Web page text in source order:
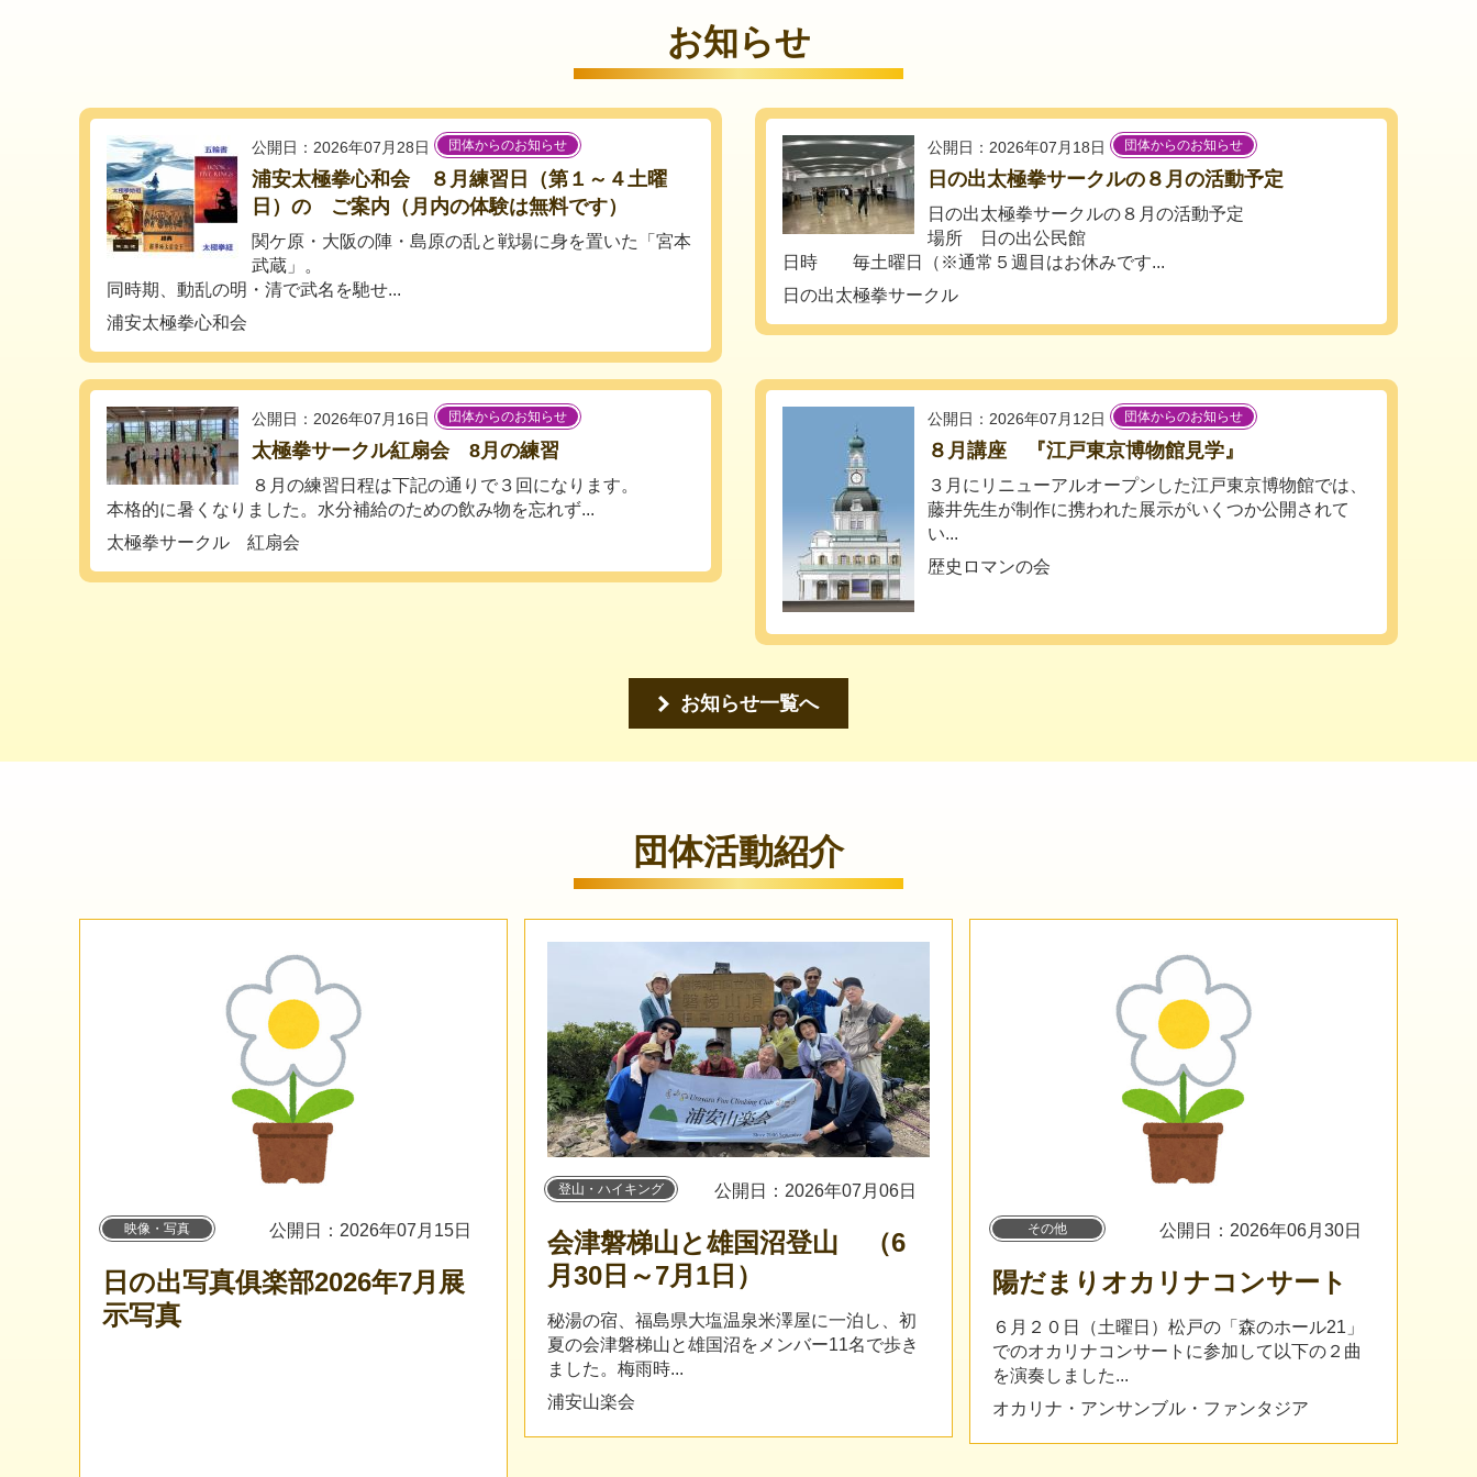
お知らせ
公開日：2026年07月28日 団体からのお知らせ
浦安太極拳心和会 ８月練習日（第１～４土曜
日）の ご案内（月内の体験は無料です）
関ケ原・大阪の陣・島原の乱と戦場に身を置いた「宮本
武蔵」。
同時期、動乱の明・清で武名を馳せ...
浦安太極拳心和会
公開日：2026年07月18日 団体からのお知らせ
日の出太極拳サークルの８月の活動予定
日の出太極拳サークルの８月の活動予定
場所 日の出公民館
日時 毎土曜日（※通常５週目はお休みです...
日の出太極拳サークル
公開日：2026年07月16日 団体からのお知らせ
太極拳サークル紅扇会 8月の練習
８月の練習日程は下記の通りで３回になります。
本格的に暑くなりました。水分補給のための飲み物を忘れず...
太極拳サークル 紅扇会
公開日：2026年07月12日 団体からのお知らせ
８月講座 『江戸東京博物館見学』
３月にリニューアルオープンした江戸東京博物館では、
藤井先生が制作に携われた展示がいくつか公開されて
い...
歴史ロマンの会
お知らせ一覧へ
団体活動紹介
映像・写真 公開日：2026年07月15日
日の出写真俱楽部2026年7月展
示写真
登山・ハイキング 公開日：2026年07月06日
会津磐梯山と雄国沼登山 （6
月30日～7月1日）
秘湯の宿、福島県大塩温泉米澤屋に一泊し、初
夏の会津磐梯山と雄国沼をメンバー11名で歩き
ました。梅雨時...
浦安山楽会
その他 公開日：2026年06月30日
陽だまりオカリナコンサート
６月２０日（土曜日）松戸の「森のホール21」
でのオカリナコンサートに参加して以下の２曲
を演奏しました...
オカリナ・アンサンブル・ファンタジア